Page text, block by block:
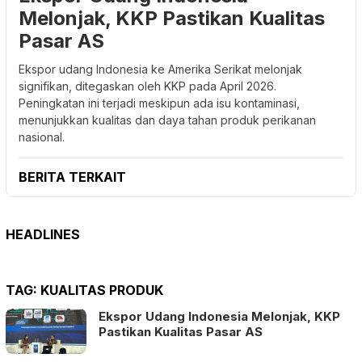
Melonjak, KKP Pastikan Kualitas
Pasar AS
Ekspor udang Indonesia ke Amerika Serikat melonjak
signifikan, ditegaskan oleh KKP pada April 2026.
Peningkatan ini terjadi meskipun ada isu kontaminasi,
menunjukkan kualitas dan daya tahan produk perikanan
nasional.
BERITA TERKAIT
HEADLINES
TAG: KUALITAS PRODUK
Ekspor Udang Indonesia Melonjak, KKP
Pastikan Kualitas Pasar AS